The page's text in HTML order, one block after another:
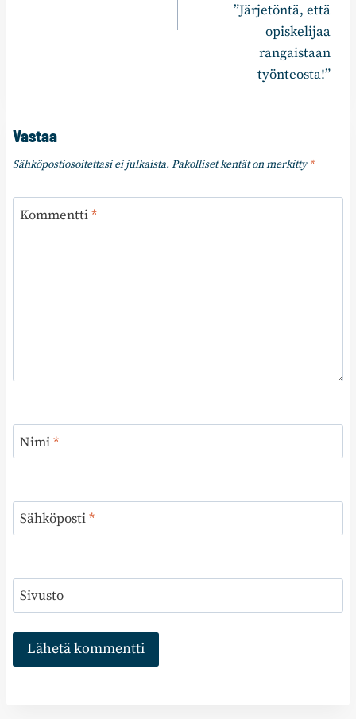
”Järjetöntä, että
opiskelijaa
rangaistaan
työnteosta!”
Vastaa
Sähköpostiosoitettasi ei julkaista. Pakolliset kentät on merkitty*
Kommentti*
Nimi*
Sähköposti*
Sivusto